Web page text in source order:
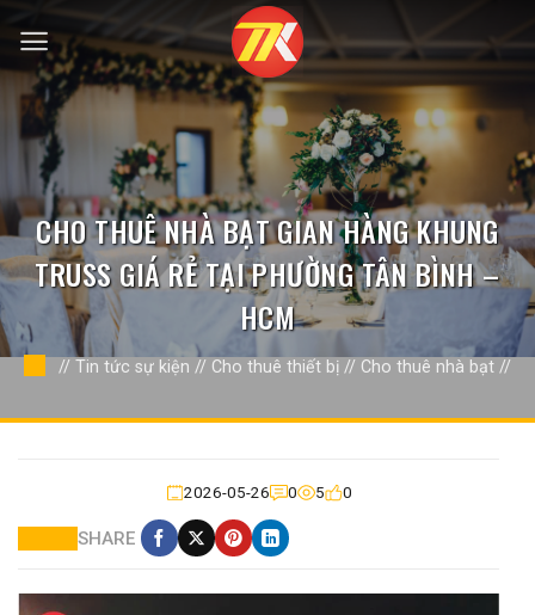
qua
nội
dung
CHO THUÊ NHÀ BẠT GIAN HÀNG KHUNG
TRUSS GIÁ RẺ TẠI PHƯỜNG TÂN BÌNH –
HCM
// Tin tức sự kiện // Cho thuê thiết bị // Cho thuê nhà bạt //
2026-05-26 0 5 0
SHARE